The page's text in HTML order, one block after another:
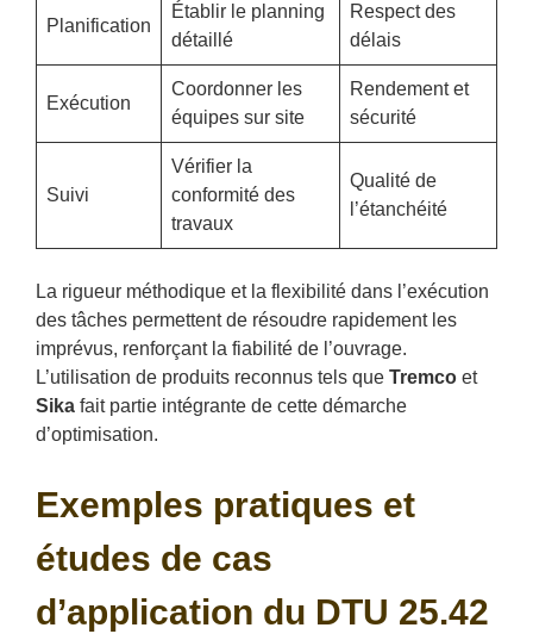
Planification
Établir le planning
détaillé
Respect des
délais
Exécution
Coordonner les
équipes sur site
Rendement et
sécurité
Suivi
Vérifier la
conformité des
travaux
Qualité de
l’étanchéité
La rigueur méthodique et la flexibilité dans l’exécution
des tâches permettent de résoudre rapidement les
imprévus, renforçant la fiabilité de l’ouvrage.
L’utilisation de produits reconnus tels que Tremco et
Sika fait partie intégrante de cette démarche
d’optimisation.
Exemples pratiques et
études de cas
d’application du DTU 25.42